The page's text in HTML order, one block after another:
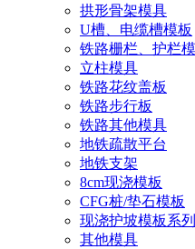
拱形骨架模具
U槽、电缆槽模板
铁路栅栏、护栏
立柱模具
铁路花纹盖板
铁路步行板
铁路其他模具
地铁疏散平台
地铁支架
8cm现浇模板
CFG桩/垫石模板
现浇护坡模板系列
其他模具